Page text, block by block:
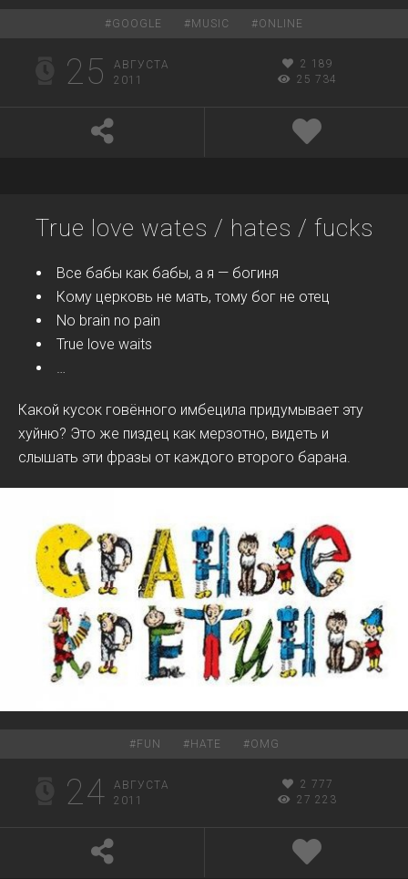
#GOOGLE #MUSIC #ONLINE
25
АВГУСТА
2011
2 189
25 734
True love wates / hates / fucks
Все бабы как бабы, а я — богиня
Кому церковь не мать, тому бог не отец
No brain no pain
True love waits
Какой кусок говённого имбецила придумывает эту
хуйню? Это же пиздец как мерзотно, видеть и
слышать эти фразы от каждого второго барана.
# FUN # HATE #OMG
24
АВГУСТА
2011
2 777
27 223